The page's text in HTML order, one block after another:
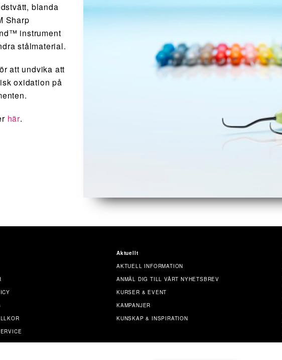
blanda
Sharp
instrument
stålmaterial.
att undvika att
oxidation på
här.
Aktuellt
AKTUELL INFORMATION
ANMÄL DIG TILL VÅRT NYHETSBREV
KURSER & EVENT
KAMPANJER
KUNSKAP & INSPIRATION